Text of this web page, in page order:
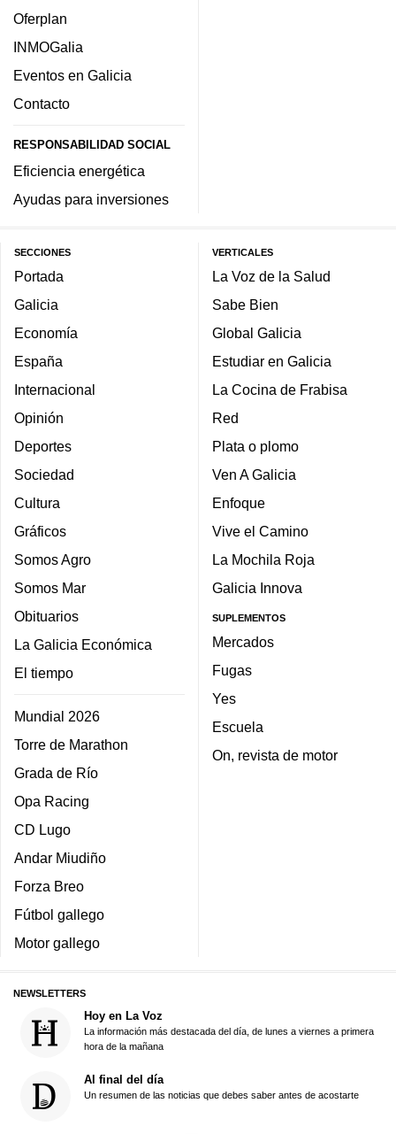
Oferplan
INMOGalia
Eventos en Galicia
Contacto
RESPONSABILIDAD SOCIAL
Eficiencia energética
Ayudas para inversiones
SECCIONES
Portada
Galicia
Economía
España
Internacional
Opinión
Deportes
Sociedad
Cultura
Gráficos
Somos Agro
Somos Mar
Obituarios
La Galicia Económica
El tiempo
Mundial 2026
Torre de Marathon
Grada de Río
Opa Racing
CD Lugo
Andar Miudiño
Forza Breo
Fútbol gallego
Motor gallego
VERTICALES
La Voz de la Salud
Sabe Bien
Global Galicia
Estudiar en Galicia
La Cocina de Frabisa
Red
Plata o plomo
Ven A Galicia
Enfoque
Vive el Camino
La Mochila Roja
Galicia Innova
SUPLEMENTOS
Mercados
Fugas
Yes
Escuela
On, revista de motor
NEWSLETTERS
Hoy en La Voz
La información más destacada del día, de lunes a viernes a primera
hora de la mañana
Al final del día
Un resumen de las noticias que debes saber antes de acostarte